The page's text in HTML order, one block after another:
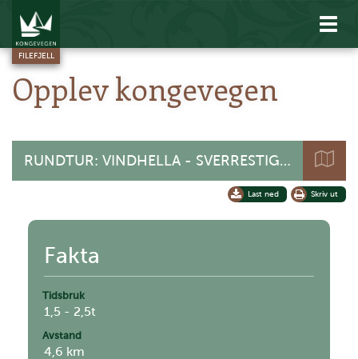
Vis
FILEFJELL
Opplev kongevegen
RUNDTUR: VINDHELLA - SVERRESTIGEN
Skriv ut
Last ned
Fakta
Tidsbruk
1,5 - 2,5t
Avstand
4,6 km